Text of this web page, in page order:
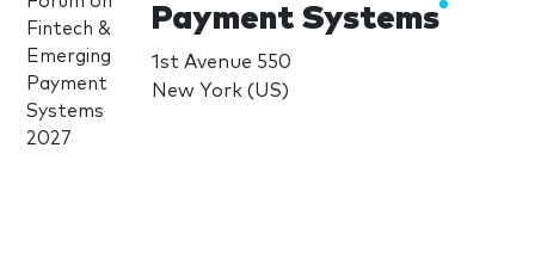
Payment Systems
1st Avenue 550
New York (US)